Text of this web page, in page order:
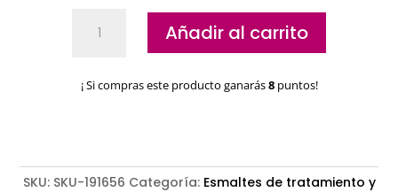
cutícula
Lab
Añadir al carrito
¡ Si compras este producto ganarás8puntos!
SKU: SKU-191656 Categoría: Esmaltes de tratamiento y